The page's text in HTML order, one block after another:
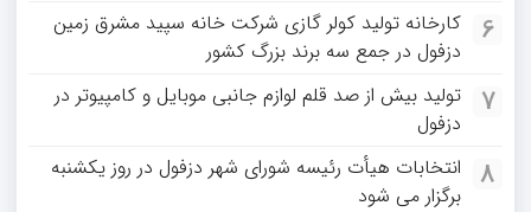
6
کارخانه تولید کولر گازی شرکت خانه سپید مشرق زمین
دزفول در جمع سه برند بزرگ کشور
7
تولید بیش از صد قلم لوازم جانبی موبایل و کامپیوتر در
دزفول
8
انتخابات هیأت رئیسه شورای شهر دزفول در روز یکشنبه
برگزار می شود